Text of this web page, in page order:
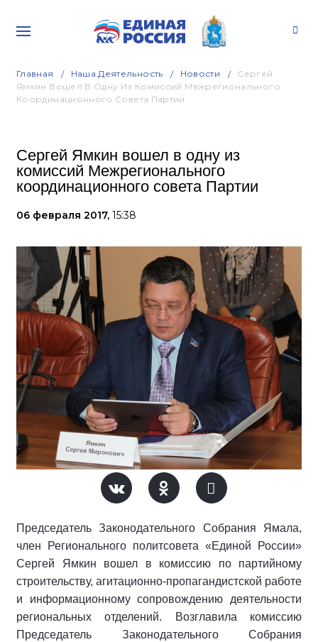
Главная Наша Деятельность Новости
Сергей
Ямкин Вошел В Одну Из Комиссий Межрегионального
Координационного Совета Партии
Сергей Ямкин вошел в одну из
комиссий Межрегионального
координационного совета Партии
06 февраля 2017, 15:38
Председатель Законодательного Собрания Ямала,
член Регионального политсовета «Единой России»
Сергей Ямкин вошел в комиссию по партийному
строительству, агитационно-пропагандистской работе
и информационному сопровождению деятельности
региональных отделений. Возглавила комиссию
Председатель Законодательного Собрания